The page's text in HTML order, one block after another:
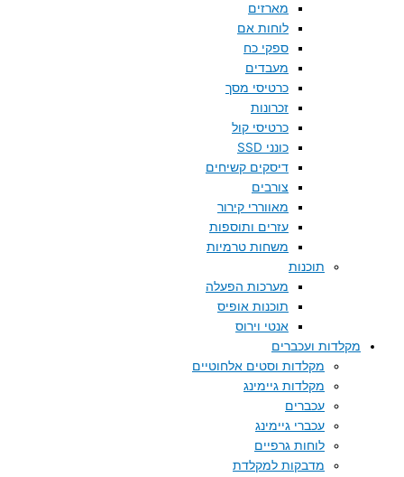
מארזים
לוחות אם
ספקי כח
מעבדים
כרטיסי מסך
זכרונות
כרטיסי קול
כונני SSD
דיסקים קשיחים
צורבים
מאווררי קירור
עזרים ותוספות
משחות טרמיות
תוכנות
מערכות הפעלה
תוכנות אופיס
אנטי וירוס
מקלדות ועכברים
מקלדות וסטים אלחוטיים
מקלדות גיימינג
עכברים
עכברי גיימינג
לוחות גרפיים
מדבקות למקלדת